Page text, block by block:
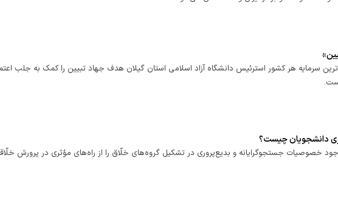
سرمایه هر کشور استرئیس دانشگاه آزاد اسلامی استان گیلان هدف جهاد تبیین را کمک به جلب
دانشجویان چیست؟
خصوصیات جستجوگرایانه و بدیع‌پروری در تشکیل گروه‌های خلّاق را از راه‌های مؤثری در پرورش